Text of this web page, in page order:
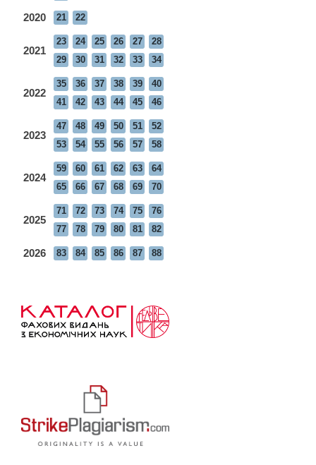
2020 21 22
2021
23 24 25 26 27
28
29
30 31 32 33 34
2022
35 36 37 38 39
40
41
42 43 44 45 46
2023
47 48 49 50 51
52
53
54 55 56 57 58
2024
59 60 61 62 63
64
65
66 67 68 69 70
2025
71 72 73 74 75
76
77
78 79 80 81 82
2026 83 84 85 86 87 88